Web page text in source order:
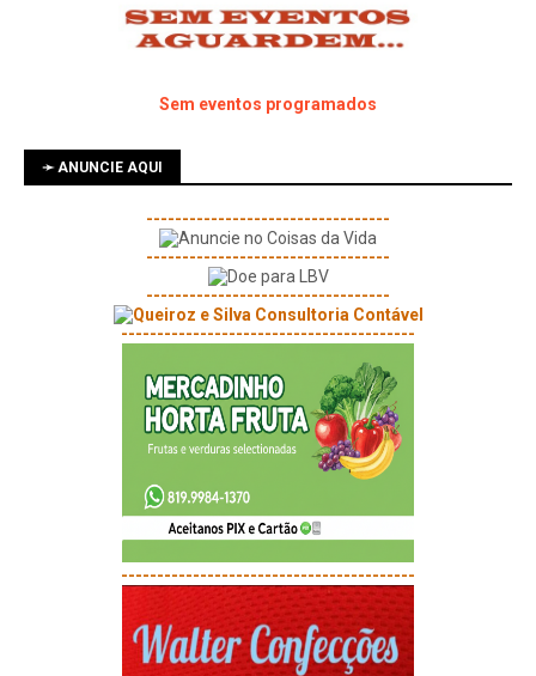
Sem eventos programados
➛ ANUNCIE AQUI
----------------------------------
----------------------------------
----------------------------------
-----------------------------------------
-----------------------------------------